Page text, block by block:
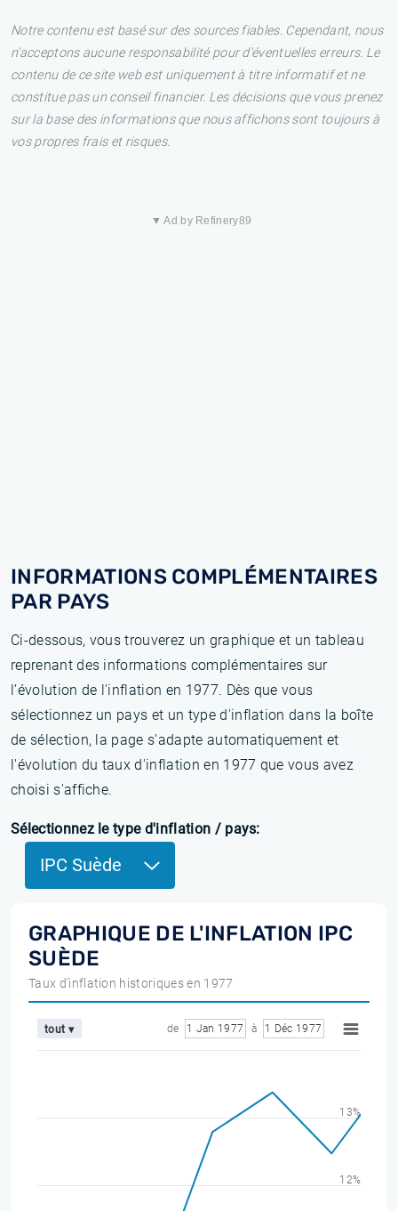
Notre contenu est basé sur des sources fiables. Cependant, nous
n'acceptons aucune responsabilité pour d'éventuelles erreurs. Le
contenu de ce site web est uniquement à titre informatif et ne
constitue pas un conseil financier. Les décisions que vous prenez
sur la base des informations que nous affichons sont toujours à
vos propres frais et risques.
▼ Ad by Refinery89
INFORMATIONS COMPLÉMENTAIRES
PAR PAYS
Ci-dessous, vous trouverez un graphique et un tableau
reprenant des informations complémentaires sur
l’évolution de l'inflation en 1977. Dès que vous
sélectionnez un pays et un type d'inflation dans la boîte
de sélection, la page s'adapte automatiquement et
l'évolution du taux d'inflation en 1977 que vous avez
choisi s'affiche.
Sélectionnez le type d'inflation / pays:
IPC Suède
GRAPHIQUE DE L'INFLATION IPC
SUÈDE
Taux d'inflation historiques en 1977
tout ▾ de 1 Jan 1977 à 1 Déc 1977
12%
13%